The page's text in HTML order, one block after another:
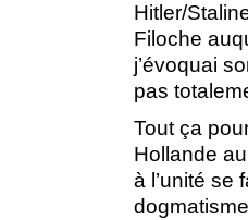
Hitler/
Filoche
j’évoquai
pas
Tout ça
Hollande
à l’unité se